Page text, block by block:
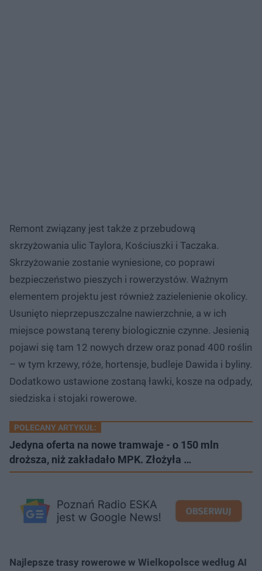
Remont związany jest także z przebudową
skrzyżowania ulic Taylora, Kościuszki i Taczaka.
Skrzyżowanie zostanie wyniesione, co poprawi
bezpieczeństwo pieszych i rowerzystów. Ważnym
elementem projektu jest również zazielenienie okolicy.
Usunięto nieprzepuszczalne nawierzchnie, a w ich
miejsce powstaną tereny biologicznie czynne. Jesienią
pojawi się tam 12 nowych drzew oraz ponad 400 roślin
– w tym krzewy, róże, hortensje, budleje Dawida i byliny.
Dodatkowo ustawione zostaną ławki, kosze na odpady,
siedziska i stojaki rowerowe.
POLECANY ARTYKUŁ:
Jedyna oferta na nowe tramwaje - o 150 mln
droższa, niż zakładało MPK. Złożyła …
Najlepsze trasy rowerowe w Wielkopolsce według AI